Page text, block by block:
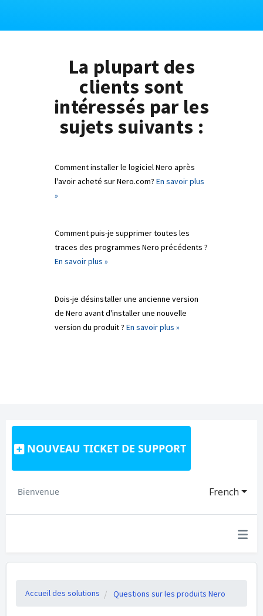
La plupart des
clients sont
intéressés par les
sujets suivants :
Comment installer le logiciel Nero après
l'avoir acheté sur Nero.com? En savoir plus
»
Comment puis-je supprimer toutes les
traces des programmes Nero précédents ?
En savoir plus »
Dois-je désinstaller une ancienne version
de Nero avant d'installer une nouvelle
version du produit ? En savoir plus »
NOUVEAU TICKET DE SUPPORT
French
Bienvenue
Accueil des solutions Questions sur les produits Nero